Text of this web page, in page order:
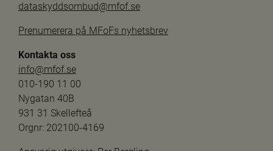
dataskyddsombud@mfof.se
Prenumerera på MFoFs nyhetsbrev
Kontakta oss
info@mfof.se
010-190 11 00
Nygatan 40B
931 31 Skellefteå
Orgnr: 202100-4169